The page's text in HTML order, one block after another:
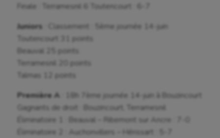
Finale : Terramesnil 6 Toutencourt : 6-7
Juniors : Classement : 5ème journée 14-juin
Toutencourt 31 points
Beauval 25 points
Terramesnil 20 points
Talmas 12 points
Première A : 18h 7ème journée 14-juin à Bouzincourt
Gagnants de droit : Bouzincourt, Terramesnil
Éliminatoire 1 : Beauval – Ribemont sur Ancre : 7-0
Éliminatoire 2 : Auchonvillers – Hérissart : 5-7